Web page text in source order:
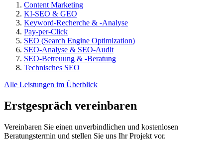
Content Marketing
KI-SEO & GEO
Keyword-Recherche & -Analyse
Pay-per-Click
SEO (Search Engine Optimization)
SEO-Analyse & SEO-Audit
SEO-Betreuung & -Beratung
Technisches SEO
Alle Leistungen im Überblick
Erstgespräch vereinbaren
Vereinbaren Sie einen unverbindlichen und kostenlosen
Beratungstermin und stellen Sie uns Ihr Projekt vor.